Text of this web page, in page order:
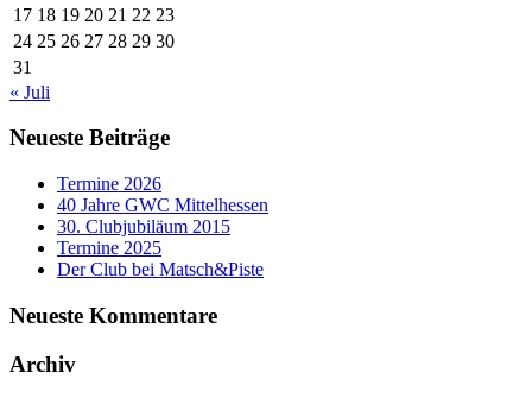
17 18 19 20 21 22 23
24 25 26 27 28 29 30
31
« Juli
Neueste Beiträge
Termine 2026
40 Jahre GWC Mittelhessen
30. Clubjubiläum 2015
Termine 2025
Der Club bei Matsch&Piste
Neueste Kommentare
Archiv